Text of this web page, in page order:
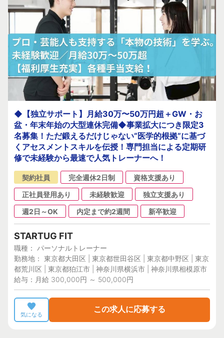
◆【独立サポート】月給30万〜50万円超＋GW・お
盆・年末年始の大型連休完備◆事業拡大につき限定3
名募集！ただ鍛えるだけじゃない“医学的根拠”に基づ
くアセスメントスキルを伝授！専門担当による定期研
修で未経験から最速で人気トレーナーへ！
契約社員 完全週休2日制
資格支援あり
正社員登用あり
未経験歓迎
独立支援あり
週2日～OK
内定まで約2週間 新卒歓迎
STARTUG FIT
職種： パーソナルトレーナー
勤務地： 東京都大田区 | 東京都世田谷区 | 東京都中野区 | 東京
都荒川区 | 東京都狛江市 | 神奈川県横浜市 | 神奈川県相模原市
給与：月給 300,000円 ～ 500,000円
気になる
この求人に応募する